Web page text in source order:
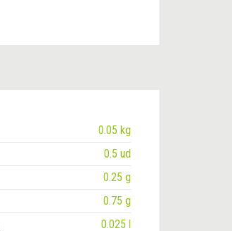
0.05 kg
0.5 ud
0.25 g
0.75 g
0.025 l